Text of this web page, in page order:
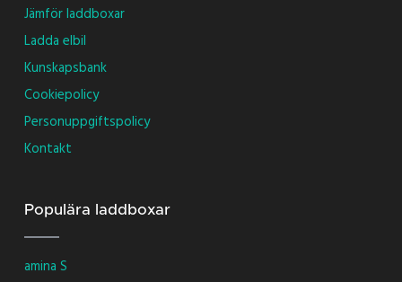
Jämför laddboxar
Ladda elbil
Kunskapsbank
Cookiepolicy
Personuppgiftspolicy
Kontakt
Populära laddboxar
amina S